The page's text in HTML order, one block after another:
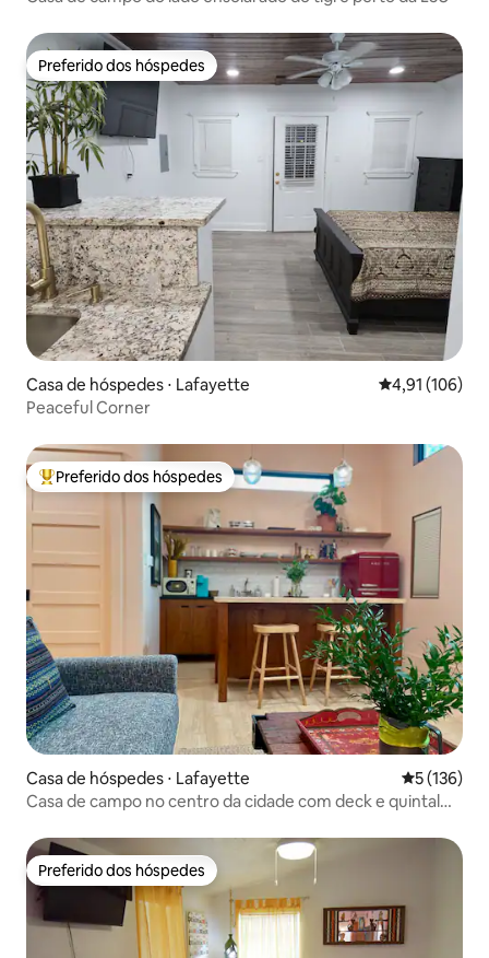
Preferido dos hóspedes
Preferido dos hóspedes
Casa de hóspedes ⋅ Lafayette 4,91 de uma
4,91 (106)
Peaceful Corner
Entre os melhores preferidos dos hóspedes
Preferido dos hóspedes
Casa de hóspedes ⋅ Lafayette 5 de uma
5 (136)
Casa de campo no centro da cidade com deck e quintal
Preferido dos hóspedes
Preferido dos hóspedes